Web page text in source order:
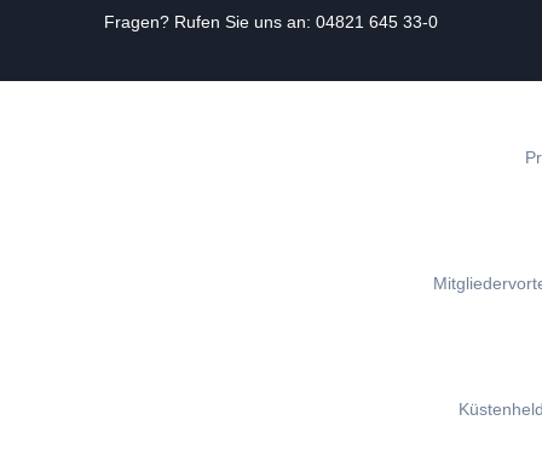
Fragen? Rufen Sie uns an: 04821 645 33-0